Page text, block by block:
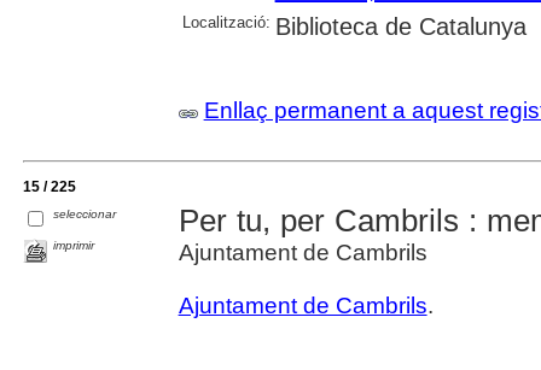
Localització: Biblioteca de Catalunya
Enllaç permanent a aquest
15 / 225
seleccionar
imprimir
Per tu, per Cambrils :
Ajuntament de Cambrils
Ajuntament de Cambrils.